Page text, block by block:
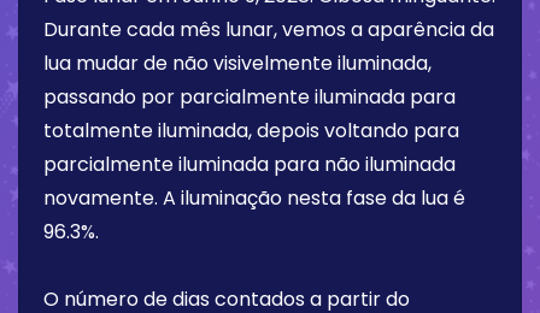
Durante cada mês lunar, vemos a aparência da
lua mudar de não visivelmente iluminada,
passando por parcialmente iluminada para
totalmente iluminada, depois voltando para
parcialmente iluminada para não iluminada
novamente. A iluminação nesta fase da lua é
96.3%.
O número de dias contados a partir do